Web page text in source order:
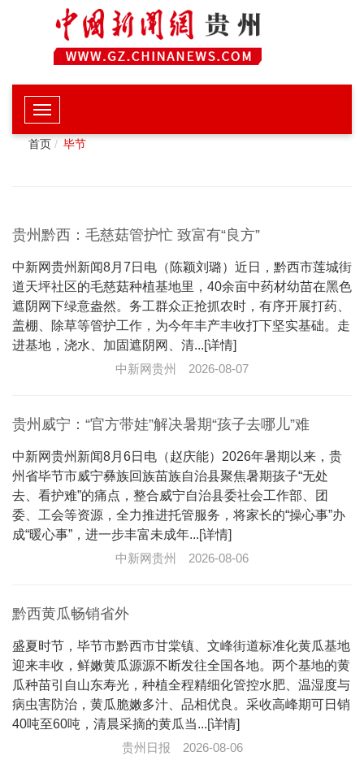
首页 毕节
贵州黔西：毛慈菇管护忙 致富有“良方”
中新网贵州新闻8月7日电（陈颖刘璐）近日，黔西市莲城街
道天坪社区的毛慈菇种植基地里，40余亩中药材幼苗在黑色
遮阴网下绿意盎然。务工群众正抢抓农时，有序开展打药、
盖棚、除草等管护工作，为今年丰产丰收打下坚实基础。走
进基地，浇水、加固遮阴网、清...[详情]
中新网贵州
2026-08-07
贵州威宁：“官方带娃”解决暑期“孩子去哪儿”难
中新网贵州新闻8月6日电（赵庆能）2026年暑期以来，贵
州省毕节市威宁彝族回族苗族自治县聚焦暑期孩子“无处
去、看护难”的痛点，整合威宁自治县委社会工作部、团
委、工会等资源，全力推进托管服务，将家长的“操心事”办
成“暖心事”，进一步丰富未成年...[详情]
中新网贵州
2026-08-06
黔西黄瓜畅销省外
盛夏时节，毕节市黔西市甘棠镇、文峰街道标准化黄瓜基地
迎来丰收，鲜嫩黄瓜源源不断发往全国各地。两个基地的黄
瓜种苗引自山东寿光，种植全程精细化管控水肥、温湿度与
病虫害防治，黄瓜脆嫩多汁、品相优良。采收高峰期可日销
40吨至60吨，清晨采摘的黄瓜当...[详情]
贵州日报
2026-08-06